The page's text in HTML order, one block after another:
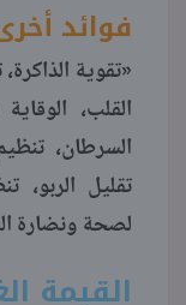
فوائد
«تقوية
القلب،
السرطان،
تقليل الربو،
لصحة ونضارة
القيمة